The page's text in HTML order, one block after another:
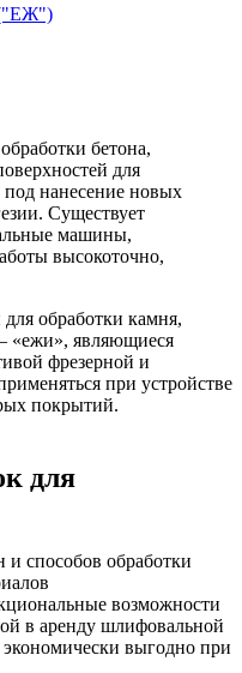
("ЕЖ")
бетона,
для
под нанесение новых
Существует
машины,
высокоточно,
обработки камня,
«ежи», являющиеся
фрезерной и
при устройстве
покрытий.
для
способов обработки
возможности
в аренду шлифовальной
выгодно при